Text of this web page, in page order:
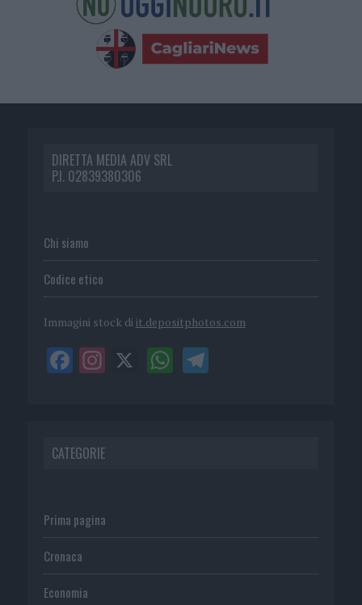
DIRETTA MEDIA ADV SRL
P.I. 02839380306
Chi siamo
Codice etico
Immagini stock di it.depositphotos.com
CATEGORIE
Prima pagina
Cronaca
Economia